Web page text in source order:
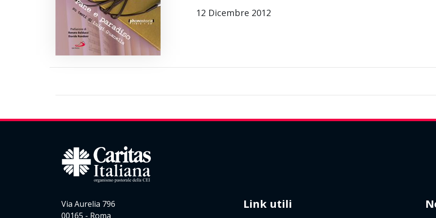
12 Dicembre 2012
Via Aurelia 796
00165 - Roma
Link utili